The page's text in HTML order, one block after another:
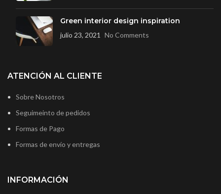
Green interior design inspiration
julio 23, 2021 No Comments
ATENCIÓN AL CLIENTE
Sobre Nosotros
Seguimeinto de pedidos
Formas de Pago
Formas de envío y entregas
INFORMACIÓN